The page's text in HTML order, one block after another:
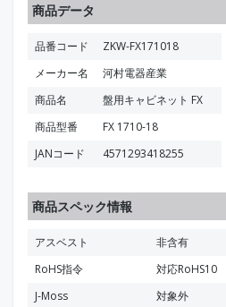
商品データ
品番コード
ZKW-FX171018
メーカー名
河村電器産業
商品名
盤用キャビネット FX
商品型番
FX 1710-18
JANコード
4571293418255
商品スペック情報
アスベスト
非含有
RoHS指令
対応RoHS10
J-Moss
対象外